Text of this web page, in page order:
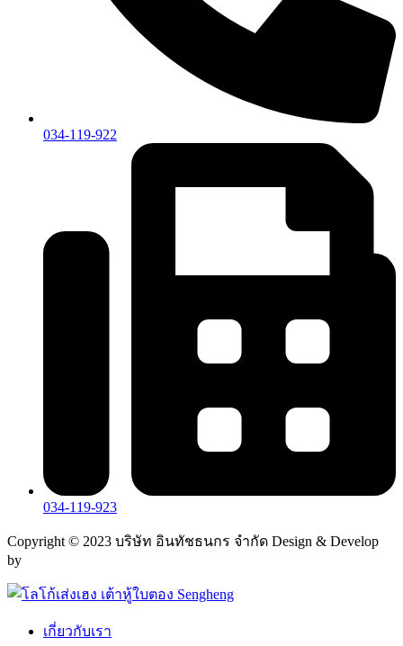
034-119-922
034-119-923
Copyright © 2023 บริษัท อินทัชธนกร จำกัด Design & Develop
by
เกี่ยวกับเรา